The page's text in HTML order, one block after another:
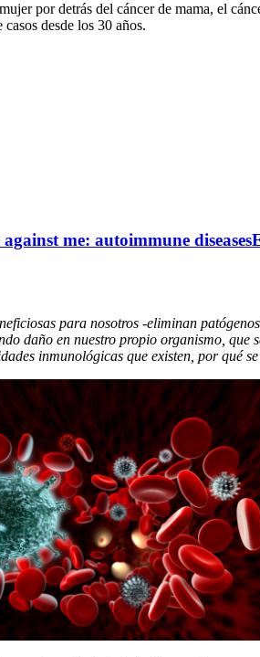
por detrás del cáncer de mama, el
desde los 30 años.
me: autoimmune diseases
para nosotros -eliminan
daño en nuestro propio organismo,
inmunológicas que existen, por qué